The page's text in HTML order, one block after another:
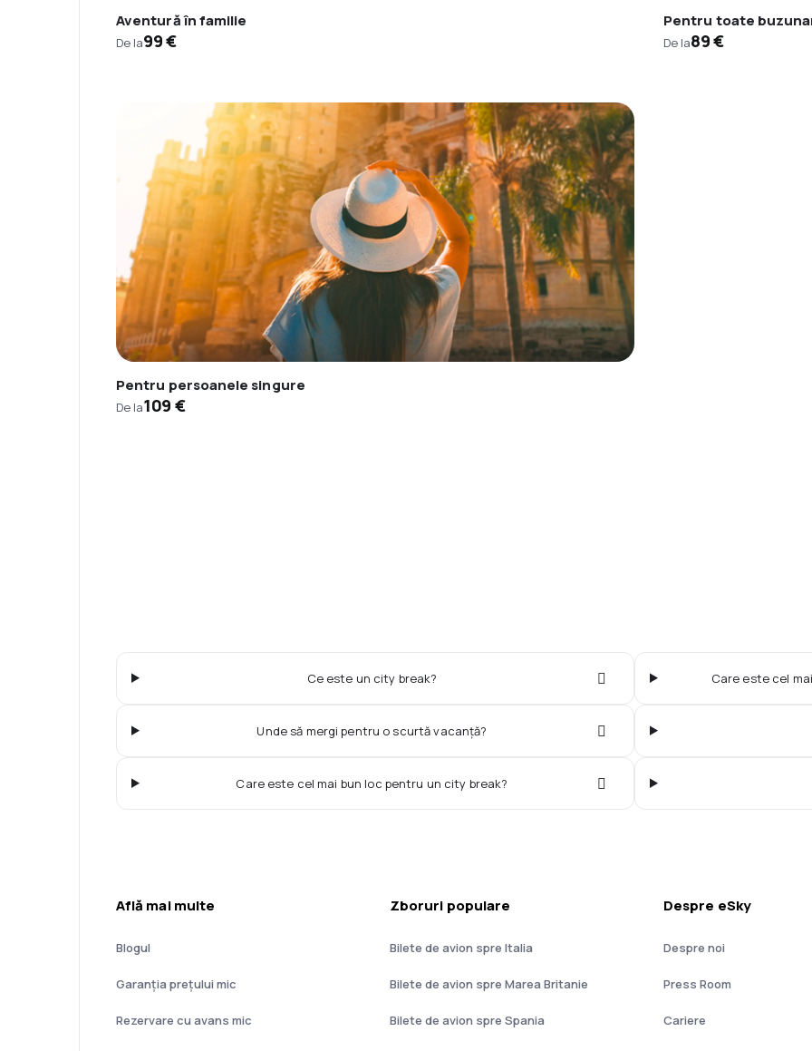
Aventură în familie
De la99 €
Pentru toate
De la89 €
Pentru persoanele singure
De la109 €
Ce este un city break? Care este cel
Unde să mergi pentru o scurtă vacanță?
Care este cel mai bun loc pentru un city break?
Află mai multe
Blogul
Garanția prețului mic
Rezervare cu avans mic
Zboruri populare
Bilete de avion spre Italia
Bilete de avion spre Marea Britanie
Bilete de avion spre Spania
Despre eSky
Despre noi
Press Room
Cariere